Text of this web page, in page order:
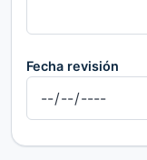
Fecha revisión